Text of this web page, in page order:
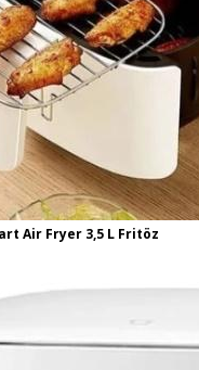
Air Fryer 3,5 L Fritöz